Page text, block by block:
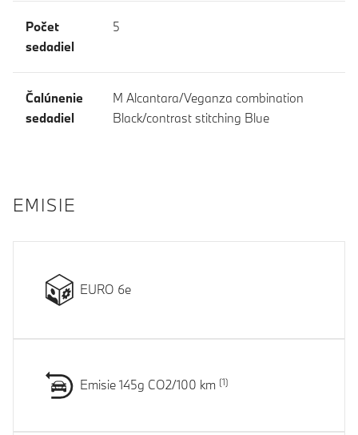
Počet
sedadiel
5
Čalúnenie
sedadiel
M Alcantara/Veganza combination
Black/contrast stitching Blue
EMISIE
EURO 6e
Emisie 145g CO2/100 km